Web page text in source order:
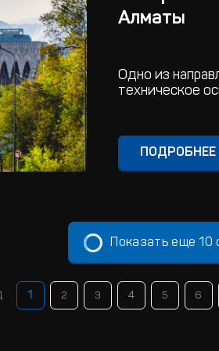
Алматы
Одно из
техническое
ПОДРОБНЕЕ
Показать еще 10
1 2 3 4 5 6